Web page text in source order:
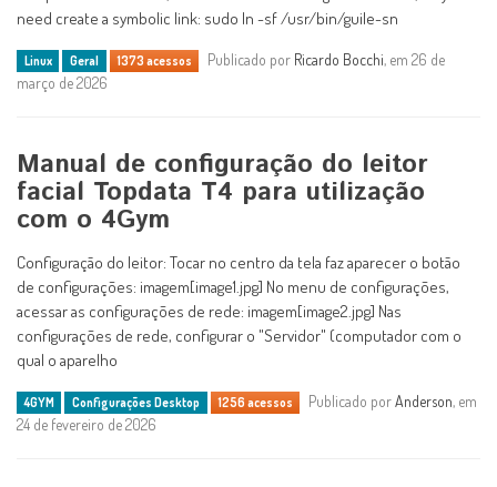
need create a symbolic link: sudo ln -sf /usr/bin/guile-sn
Linux Geral 1373 acessos Publicado por Ricardo Bocchi, em 26 de
março de 2026
Manual de configuração do leitor
facial Topdata T4 para utilização
com o 4Gym
Configuração do leitor: Tocar no centro da tela faz aparecer o botão
de configurações: imagem[image1.jpg] No menu de configurações,
acessar as configurações de rede: imagem[image2.jpg] Nas
configurações de rede, configurar o "Servidor" (computador com o
qual o aparelho
4GYM Configurações Desktop 1256 acessos Publicado porAnderson, em
24 de fevereiro de 2026